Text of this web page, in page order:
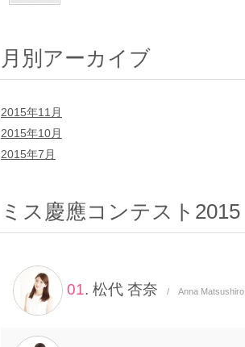
月別アーカイブ
2015年11月
2015年10月
2015年7月
ミス慶應コンテスト2015
01. 松代 杏奈 / Anna Matsushiro